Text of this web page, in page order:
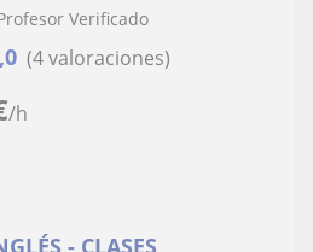
/h
Verificado
(4 valoraciones)